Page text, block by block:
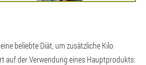
beliebte Diät, um zusätzliche Kilo
auf der Verwendung eines Hauptprodukts: